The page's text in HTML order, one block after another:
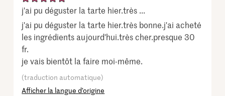
j'ai pu déguster la tarte hier.très ...
j'ai pu déguster la tarte hier.très bonne.j'ai acheté
les ingrédients aujourd'hui.très cher.presque 30
fr.
je vais bientôt la faire moi-même.
(traduction automatique)
Afficher la langue d’origine